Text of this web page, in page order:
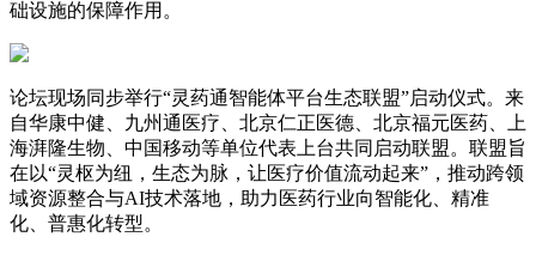
础设施的保障作用。
论坛现场同步举行“灵药通智能体平台生态联盟”启动仪式。来
自华康中健、九州通医疗、北京仁正医德、北京福元医药、上
海湃隆生物、中国移动等单位代表上台共同启动联盟。联盟旨
在以“灵枢为纽，生态为脉，让医疗价值流动起来”，推动跨领
域资源整合与AI技术落地，助力医药行业向智能化、精准
化、普惠化转型。